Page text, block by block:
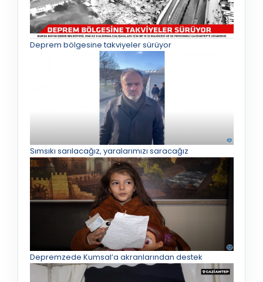
Deprem bölgesine takviyeler sürüyor
Sımsıkı sarılacağız, yaralarımızı saracağız
Depremzede Kumsal’a akranlarından destek